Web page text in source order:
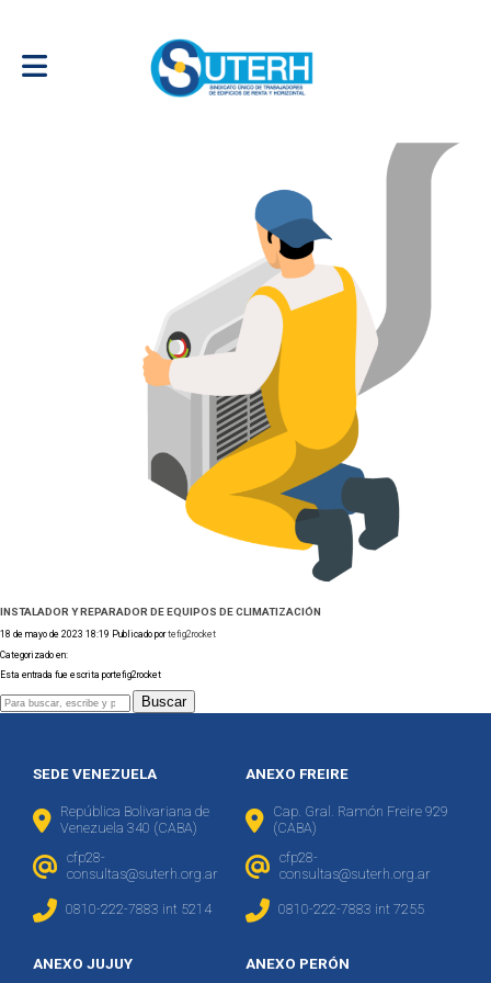
INSTALADOR Y REPARADOR DE EQUIPOS DE CLIMATIZACIÓN
18 de mayo de 2023 18:19 Publicado portefig2rocket
Categorizado en:
Esta entrada fue escrita portefig2rocket
Buscar
SEDE VENEZUELA
República Bolivariana de
Venezuela 340 (CABA)
cfp28-
consultas@suterh.org.ar
0810-222-7883 int 5214
ANEXO FREIRE
Cap. Gral. Ramón Freire 929
(CABA)
cfp28-
consultas@suterh.org.ar
0810-222-7883 int 7255
ANEXO JUJUY ANEXO PERÓN